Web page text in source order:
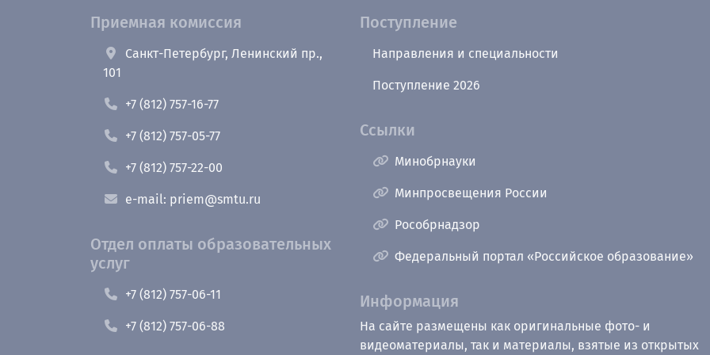
Приемная комиссия
Санкт-Петербург, Ленинский пр.,
101
+7 (812) 757-16-77
+7 (812) 757-05-77
+7 (812) 757-22-00
e-mail: priem@smtu.ru
Отдел оплаты образовательных
услуг
+7 (812) 757-06-11
+7 (812) 757-06-88
Поступление
Направления и специальности
Поступление 2026
Ссылки
Минобрнауки
Минпросвещения России
Рособрнадзор
Федеральный портал «Российское образование»
Информация
На сайте размещены как оригинальные фото- и
видеоматериалы, так и материалы, взятые из открытых